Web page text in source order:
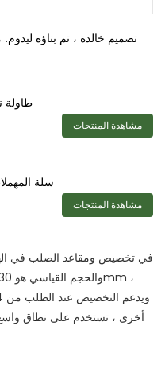
طاولة
مشاهدة المنتجات
سلة
مشاهدة المنتجات
أخرى ، تستخدم على نطاق